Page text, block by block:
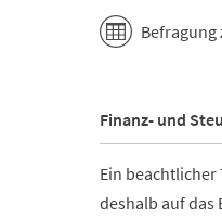
Finanz- und
Ein
deshalb auf das